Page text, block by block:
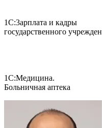
1С:3арплата и кадры
государственного
1С:Медицина.
Больничная аптека